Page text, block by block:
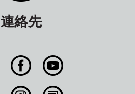
連絡先